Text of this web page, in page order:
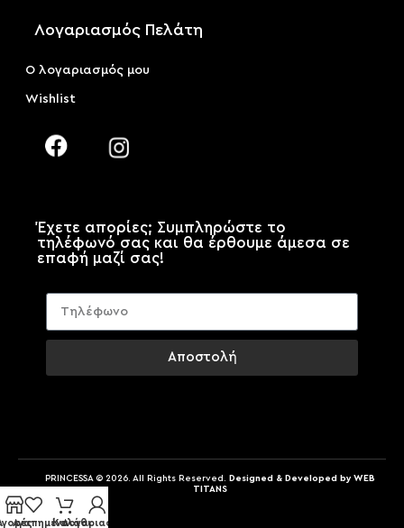
Λογαριασμός Πελάτη
Ο λογαριασμός μου
Wishlist
Έχετε απορίες; Συμπληρώστε το
τηλέφωνό σας και θα έρθουμε άμεσα σε
επαφή μαζί σας!
Αποστολή
PRINCESSA © 2026. All Rights Reserved.
Designed & Developed by WEB
TITANS
ΑγαπημέναKαλάθι
Λογαριασμός